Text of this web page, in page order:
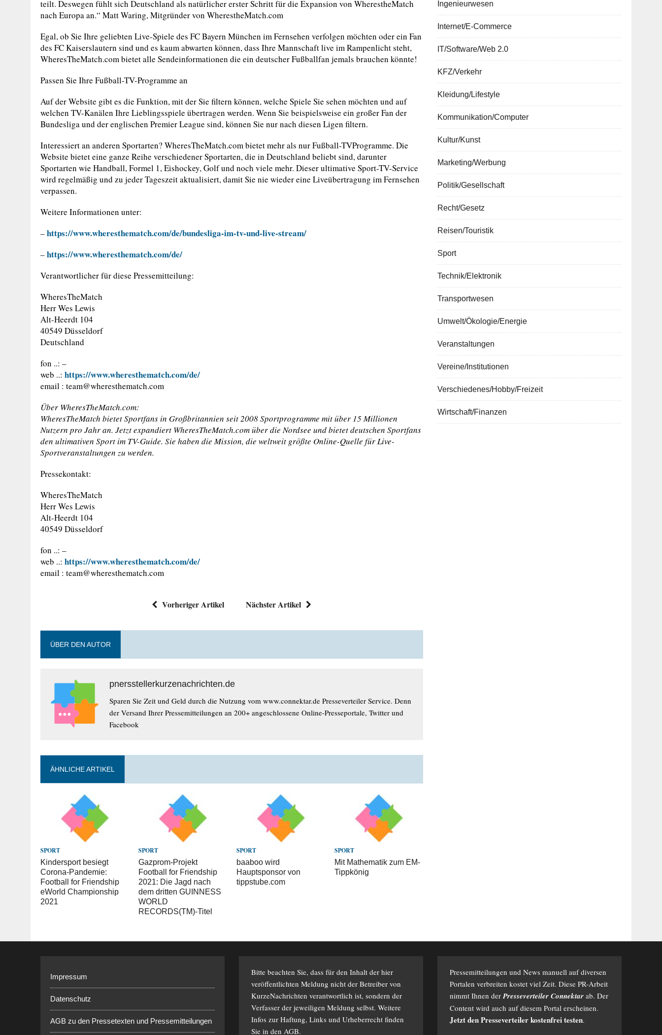
teilt. Deswegen fühlt sich Deutschland als natürlicher erster Schritt für die Expansion von WherestheMatch
nach Europa an.“ Matt Waring, Mitgründer von WherestheMatch.com
Egal, ob Sie Ihre geliebten Live-Spiele des FC Bayern München im Fernsehen verfolgen möchten oder ein Fan
des FC Kaiserslautern sind und es kaum abwarten können, dass Ihre Mannschaft live im Rampenlicht steht,
WheresTheMatch.com bietet alle Sendeinformationen die ein deutscher Fußballfan jemals brauchen könnte!
Passen Sie Ihre Fußball-TV-Programme an
Auf der Website gibt es die Funktion, mit der Sie filtern können, welche Spiele Sie sehen möchten und auf
welchen TV-Kanälen Ihre Lieblingsspiele übertragen werden. Wenn Sie beispielsweise ein großer Fan der
Bundesliga und der englischen Premier League sind, können Sie nur nach diesen Ligen filtern.
Interessiert an anderen Sportarten? WheresTheMatch.com bietet mehr als nur Fußball-TVProgramme. Die
Website bietet eine ganze Reihe verschiedener Sportarten, die in Deutschland beliebt sind, darunter
Sportarten wie Handball, Formel 1, Eishockey, Golf und noch viele mehr. Dieser ultimative Sport-TV-Service
wird regelmäßig und zu jeder Tageszeit aktualisiert, damit Sie nie wieder eine Liveübertragung im Fernsehen
verpassen.
Weitere Informationen unter:
–https://www.wheresthematch.com/de/bundesliga-im-tv-und-live-stream/
–https://www.wheresthematch.com/de/
Verantwortlicher für diese Pressemitteilung:
WheresTheMatch
Herr Wes Lewis
Alt-Heerdt 104
40549 Düsseldorf
Deutschland
fon ..: –
web ..: https://www.wheresthematch.com/de/
email : team@wheresthematch.com
Über WheresTheMatch.com:
WheresTheMatch bietet Sportfans in Großbritannien seit 2008 Sportprogramme mit über 15 Millionen
Nutzern pro Jahr an. Jetzt expandiert WheresTheMatch.com über die Nordsee und bietet deutschen Sportfans
den ultimativen Sport im TV-Guide. Sie haben die Mission, die weltweit größte Online-Quelle für Live-
Sportveranstaltungen zu werden.
Pressekontakt:
WheresTheMatch
Herr Wes Lewis
Alt-Heerdt 104
40549 Düsseldorf
fon ..: –
web ..: https://www.wheresthematch.com/de/
email : team@wheresthematch.com
Vorheriger Artikel Nächster Artikel
ÜBER DEN AUTOR
pnersstellerkurzenachrichten.de
Sparen Sie Zeit und Geld durch die Nutzung vom www.connektar.de Presseverteiler Service. Denn
der Versand Ihrer Pressemitteilungen an 200+ angeschlossene Online-Presseportale, Twitter und
Facebook
ÄHNLICHE ARTIKEL
SPORT
Kindersport besiegt
Corona-Pandemie:
Football for Friendship
eWorld Championship
2021
SPORT
Gazprom-Projekt
Football for Friendship
2021: Die Jagd nach
dem dritten GUINNESS
WORLD
RECORDS(TM)-Titel
SPORT
baaboo wird
Hauptsponsor von
tippstube.com
SPORT
Mit Mathematik zum EM-
Tippkönig
Ingenieurwesen
Internet/E-Commerce
IT/Software/Web 2.0
KFZ/Verkehr
Kleidung/Lifestyle
Kommunikation/Computer
Kultur/Kunst
Marketing/Werbung
Politik/Gesellschaft
Recht/Gesetz
Reisen/Touristik
Sport
Technik/Elektronik
Transportwesen
Umwelt/Ökologie/Energie
Veranstaltungen
Vereine/Institutionen
Verschiedenes/Hobby/Freizeit
Wirtschaft/Finanzen
Impressum
Datenschutz
AGB zu den Pressetexten und Pressemitteilungen
Bitte beachten Sie, dass für den Inhalt der hier
veröffentlichten Meldung nicht der Betreiber von
KurzeNachrichten verantwortlich ist, sondern der
Verfasser der jeweiligen Meldung selbst. Weitere
Infos zur Haftung, Links und Urheberrecht finden
Sie in den AGB.
Pressemitteilungen und News manuell auf diversen
Portalen verbreiten kostet viel Zeit. Diese PR-Arbeit
nimmt Ihnen derPresseverteiler Connektar ab. Der
Content wird auch auf diesem Portal erscheinen.
Jetzt den Presseverteiler kostenfrei testen.